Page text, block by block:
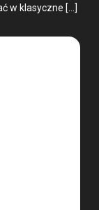
w klasyczne […]